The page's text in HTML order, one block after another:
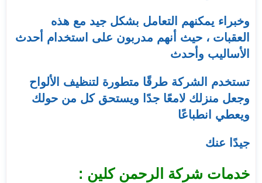
وخبراء يمكنهم التعامل بشكل جيد مع هذه
العقبات ، حيث أنهم مدربون على استخدام أحدث
الأساليب وأحدث
تستخدم الشركة طرقًا متطورة لتنظيف الألواح
وجعل منزلك لامعًا جدًا ويستحق كل من حولك
ويعطي انطباعًا
جيدًا عنك
خدمات شركة الرحمن كلين :